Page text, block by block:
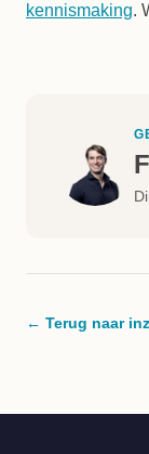
kennismaking.
← Terug naar